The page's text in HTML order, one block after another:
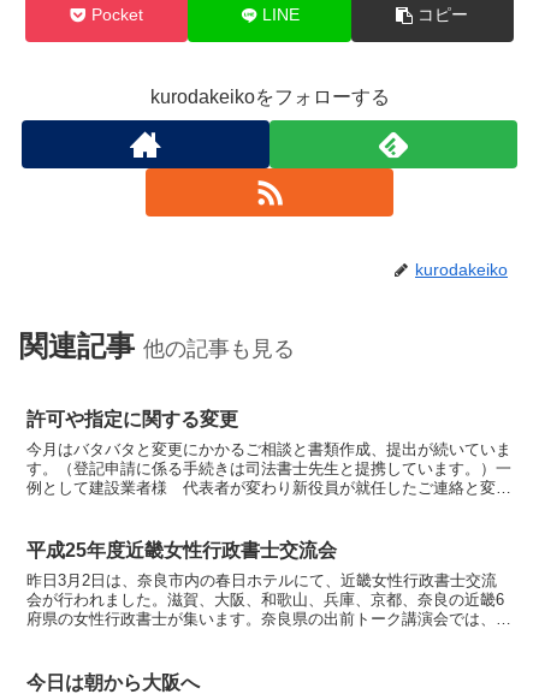
Pocket LINE コピー
kurodakeikoをフォローする
kurodakeiko
関連記事 他の記事も見る
許可や指定に関する変更
今月はバタバタと変更にかかるご相談と書類作成、提出が続いていま
す。（登記申請に係る手続きは司法書士先生と提携しています。）一
例として建設業者様 代表者が変わり新役員が就任したご連絡と変更
平成25年度近畿女性行政書士交流会
昨日3月2日は、奈良市内の春日ホテルにて、近畿女性行政書士交流
会が行われました。滋賀、大阪、和歌山、兵庫、京都、奈良の近畿6
府県の女性行政書士が集います。奈良県の出前トーク講演会では、奈
今日は朝から大阪へ